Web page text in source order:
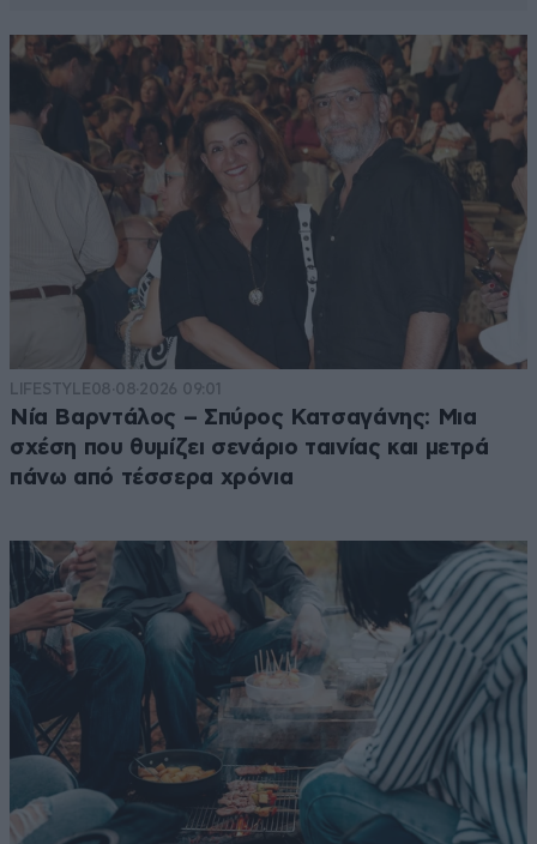
LIFESTYLE08·08·2026 09:01
Νία Βαρντάλος – Σπύρος Κατσαγάνης: Μια
σχέση που θυμίζει σενάριο ταινίας και μετρά
πάνω από τέσσερα χρόνια